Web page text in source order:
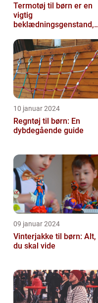
Termotøj til børn er en
vigtig
beklædningsgenstand,
kommer igennem kolde
vi...
10 januar 2024
Regntøj til børn: En
dybdegående guide
09 januar 2024
Vinterjakke til børn: Alt,
du skal vide